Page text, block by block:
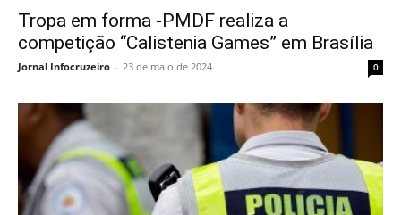
Tropa em forma -PMDF realiza a
competição “Calistenia Games” em Brasília
Jornal Infocruzeiro - 23 de maio de 2024 0